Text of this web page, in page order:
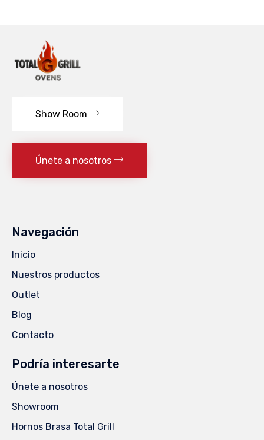
Show Room
Únete a nosotros
Navegación
Inicio
Nuestros productos
Outlet
Blog
Contacto
Podría interesarte
Únete a nosotros
Showroom
Hornos Brasa Total Grill